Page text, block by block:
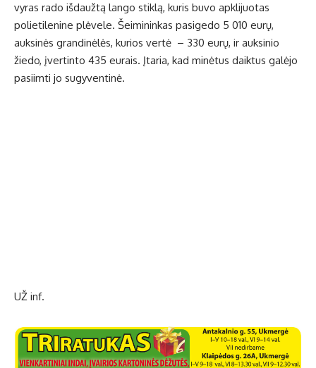
vyras rado išdaužtą lango stiklą, kuris buvo apklijuotas
polietilenine plėvele. Šeimininkas pasigedo 5 010 eurų,
auksinės grandinėlės, kurios vertė – 330 eurų, ir auksinio
žiedo, įvertinto 435 eurais. Įtaria, kad minėtus daiktus galėjo
pasiimti jo sugyventinė.
UŽ inf.